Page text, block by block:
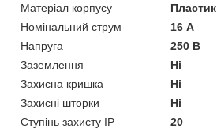
Матеріал корпусу
Пластик
Номінальний струм
16 А
Напруга
250 В
Заземлення
Ні
Захисна кришка
Ні
Захисні шторки
Ні
Ступінь захисту IP
20